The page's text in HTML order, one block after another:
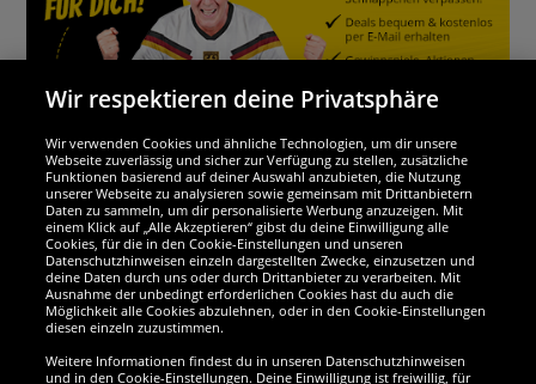
Wir sind ausgezeichnet
Wir respektieren deine Privatsphäre
Wir verwenden Cookies und ähnliche Technologien, um dir unsere
Webseite zuverlässig und sicher zur Verfügung zu stellen, zusätzliche
Funktionen basierend auf deiner Auswahl anzubieten, die Nutzung
unserer Webseite zu analysieren sowie gemeinsam mit Drittanbietern
Daten zu sammeln, um dir personalisierte Werbung anzuzeigen. Mit
einem Klick auf „Alle Akzeptieren“ gibst du deine Einwilligung alle
Cookies, für die in den Cookie-Einstellungen und unseren
Datenschutzhinweisen einzeln dargestellten Zwecke, einzusetzen und
deine Daten durch uns oder durch Drittanbieter zu verarbeiten. Mit
Ausnahme der unbedingt erforderlichen Cookies hast du auch die
Möglichkeit alle Cookies abzulehnen, oder in den Cookie-Einstellungen
diesen einzeln zuzustimmen.
Weitere Informationen findest du in unseren Datenschutzhinweisen
und in den Cookie-Einstellungen. Deine Einwilligung ist freiwillig, für